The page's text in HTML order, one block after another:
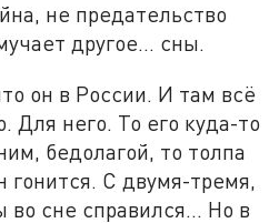
не предательство
другое… сны.
он в России. И там всё
Для него. То его куда-то
бедолагой, то толпа
гонится. С двумя-тремя,
во сне справился… Но в